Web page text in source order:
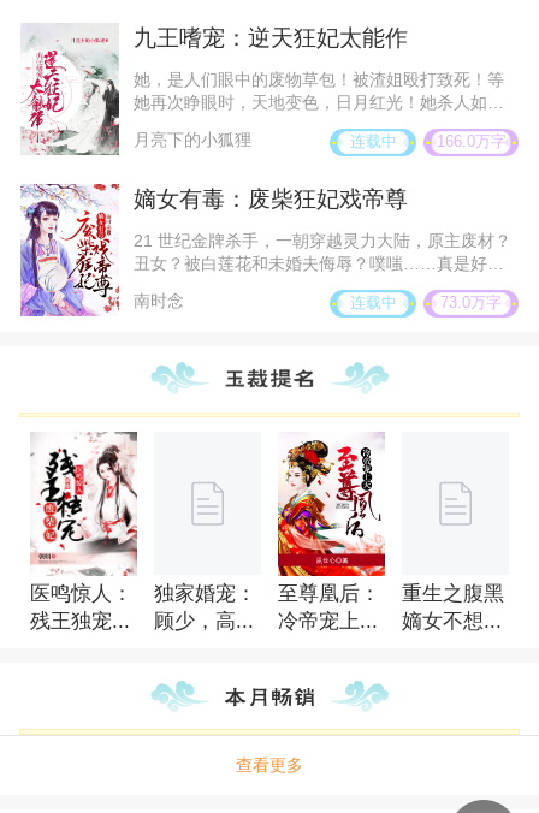
壮，直接离家出走。第二天直接被席北冥逮回来，
压在床上狠狠教训。 误打误撞，进入彼此的生命，
直到一起走进结婚殿堂，携子之手、与子偕老。 他
宠她，他惯她，她念他，她想他。 把你沐之姓冠我
力助盟。
九王嗜宠：逆天狂妃太能作
她，是人们眼中的废物草包！被渣姐殴打致死！等
她再次睁眼时，天地变色，日月红光！她杀人如
麻！闭眼如神，睁眼如魔！人人闻之丧胆躲得老
远。却唯独没有逃出命运的齿轮与他纠缠……
中的尊主！他翻手为云一句话气的皇帝不敢大声说
话！覆手为雨，让天下苍生宠着他想宠之人。
当她重伤倒在他怀里时，他那绝世的身影狂怒
冲天拍案怒吼！ “敢杀本王的小废物，我
如命！当一纸绝笔文书从天而降时！看他如何逆天
月亮下的小狐狸 连载中 166.0万字
嫡女有毒：废柴狂妃戏帝尊
21 世纪金牌杀手，一朝穿越灵力大陆，原主废材？
丑女？被白莲花和未婚夫侮辱？噗嗤……真是好
笑，冷兮一手撕一个，摸了摸脸上的疤“小伏炽，你
啥时候可以从空间里面出来啊。” 墨无弦挑起冷兮的
增长和空间的不断变化，冷兮解开一个又一个的谜
团，终于寻找到了自己的身世……
南时念 连载中 73.0万字
医鸣惊人：
残王独宠...
独家婚宠：
顾少，高...
至尊凰后：
冷帝宠上...
重生之腹黑
嫡女不想...
查看更多